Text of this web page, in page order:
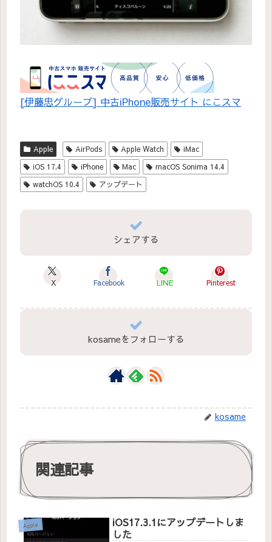
[伊藤忠グループ] 中古iPhone販売サイト にこスマ
Apple AirPods Apple Watch
iMac
iOS 17.4
iPhone Mac
macOS Sonima 14.4
watchOS 10.4
アップデート
シェアする
X Facebook LINE Pinterest
kosameをフォローする
kosame
関連記事
Apple
iOS17.3.1にアップデートしま
した